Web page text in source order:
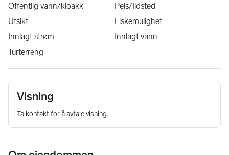
Offentlig vann/kloakk
Peis/Ildsted
Utsikt
Fiskemulighet
Innlagt strøm
Innlagt vann
Turterreng
Visning
Ta kontakt for å avtale visning.